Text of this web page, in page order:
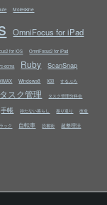
Moleskine
OmniFocus for iPad
for iOS OmniFocus2 for iPad
ecma Ruby ScanSnap
Windows8 X60 するぷろ
タスク管理 タスク管理分科会
手帳 持たない暮らし 振り返り 改造
ック 自転車 読書術 超整理法